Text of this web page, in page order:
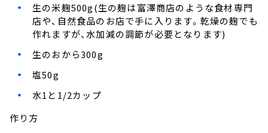
生の米麹500g(生の麹は富澤商店のような食材専門
店や、自然食品のお店で手に入ります。乾燥の麹でも
作れますが、水加減の調節が必要となります)
生のおから300g
塩50g
水1と1/2カップ
作り方